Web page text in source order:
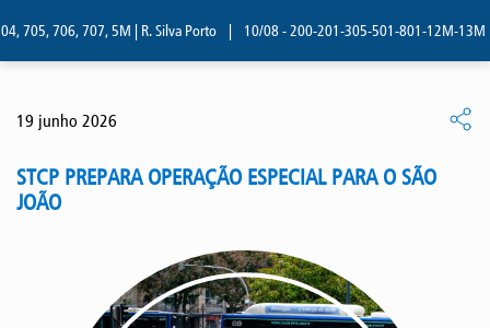
706, 707, 5M | R. Silva Porto | 10/08 - 200-201-305-501-801-12M-13M |
19 junho 2026
STCP PREPARA OPERAÇÃO ESPECIAL PARA O SÃO
JOÃO